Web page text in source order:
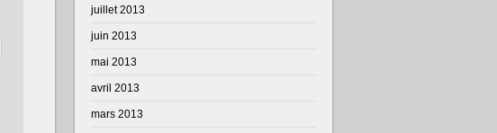
juillet 2013
juin 2013
mai 2013
avril 2013
mars 2013